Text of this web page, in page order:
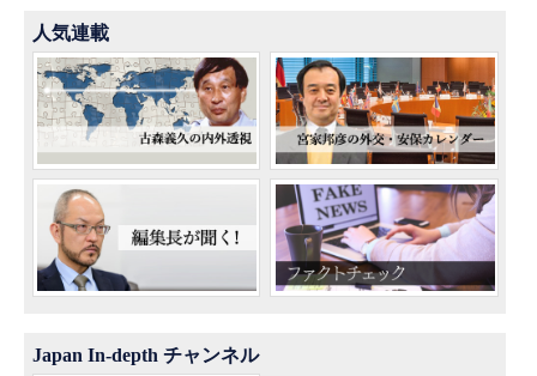
人気連載
Japan In-depth チャンネル